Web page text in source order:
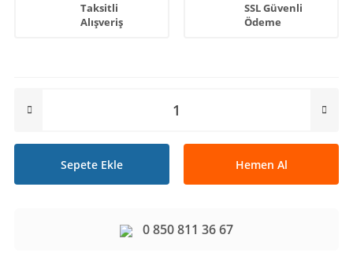
Taksitli
Alışveriş
SSL Güvenli
Ödeme
Sepete Ekle Hemen Al
0 850 811 36 67